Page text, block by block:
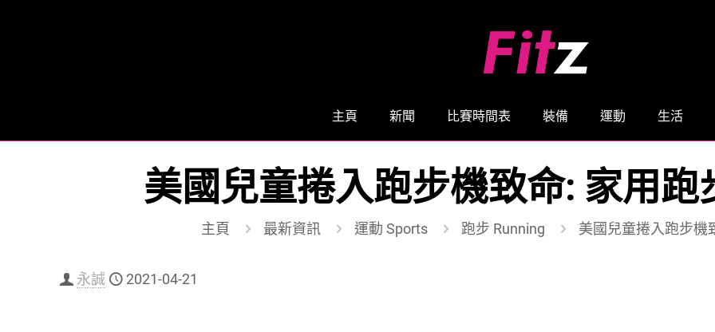
主頁 新聞 比賽時間表 裝備 運動 生活
美國兒童捲入跑步機致命: 家用跑
主頁 最新資訊 運動 Sports 跑步 Running 美國兒童捲入跑步機
永誠 2021-04-21